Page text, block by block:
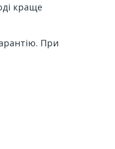
краще
При